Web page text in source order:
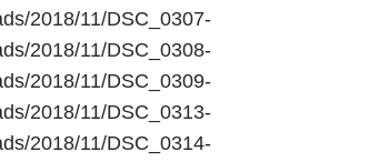
2018/11/DSC_0307-
2018/11/DSC_0308-
2018/11/DSC_0309-
2018/11/DSC_0313-
2018/11/DSC_0314-